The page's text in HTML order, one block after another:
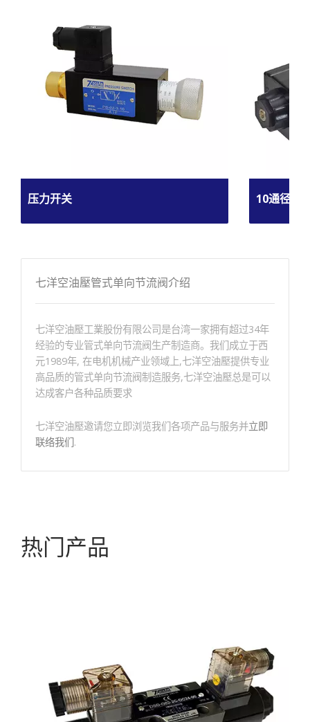
压力开关 10通径电
七洋空油壓管式单向节流阀介绍
七洋空油壓工業股份有限公司是台湾一家拥有超过34年
经验的专业管式单向节流阀生产制造商。我们成立于西
元1989年, 在电机机械产业领域上,七洋空油壓提供专业
高品质的管式单向节流阀制造服务,七洋空油壓总是可以
达成客户各种品质要求
七洋空油壓邀请您立即浏览我们各项产品与服务并立即
联络我们.
热门产品